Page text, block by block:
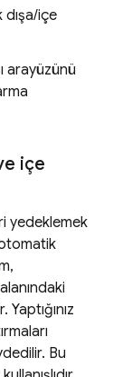
dışa/içe
arayüzünü
içe
yedeklemek
alanındaki
Bu